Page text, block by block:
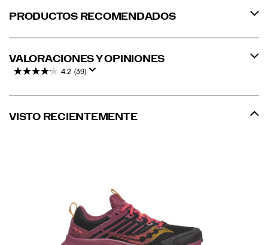
PRODUCTOS RECOMENDADOS
VALORACIONES Y OPINIONES
4.2 (39)
VISTO RECIENTEMENTE